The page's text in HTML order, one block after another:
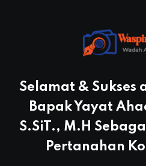
Selamat & Sukses
Bapak Yayat
S.SiT., M.H
Pertanahan